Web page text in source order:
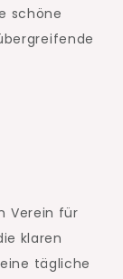
schöne
Verein für
klaren
tägliche